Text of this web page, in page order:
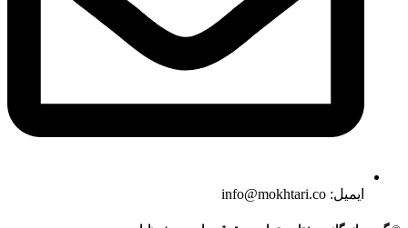
ایمیل: info@mokhtari.co